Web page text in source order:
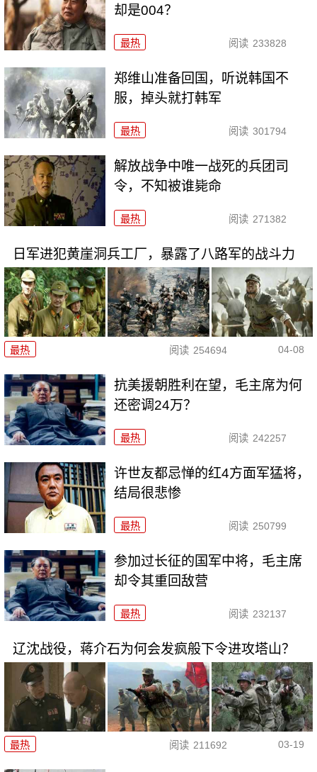
却是004？
最热 阅读 233828
郑维山准备回国，听说韩国不
服，掉头就打韩军
最热 阅读 301794
解放战争中唯一战死的兵团司
令，不知被谁毙命
最热 阅读 271382
日军进犯黄崖洞兵工厂，暴露了八路军的战斗力
最热 阅读 254694 04-08
抗美援朝胜利在望，毛主席为何
还密调24万？
最热 阅读 242257
许世友都忌惮的红4方面军猛将，
结局很悲惨
最热 阅读 250799
参加过长征的国军中将，毛主席
却令其重回敌营
最热 阅读 232137
辽沈战役，蒋介石为何会发疯般下令进攻塔山？
最热 阅读 211692 03-19